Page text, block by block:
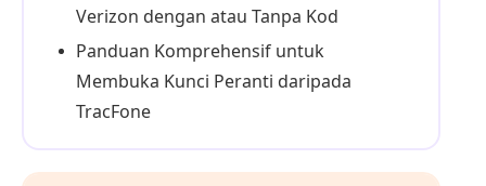
Verizon dengan atau Tanpa Kod
Panduan Komprehensif untuk
Membuka Kunci Peranti daripada
TracFone